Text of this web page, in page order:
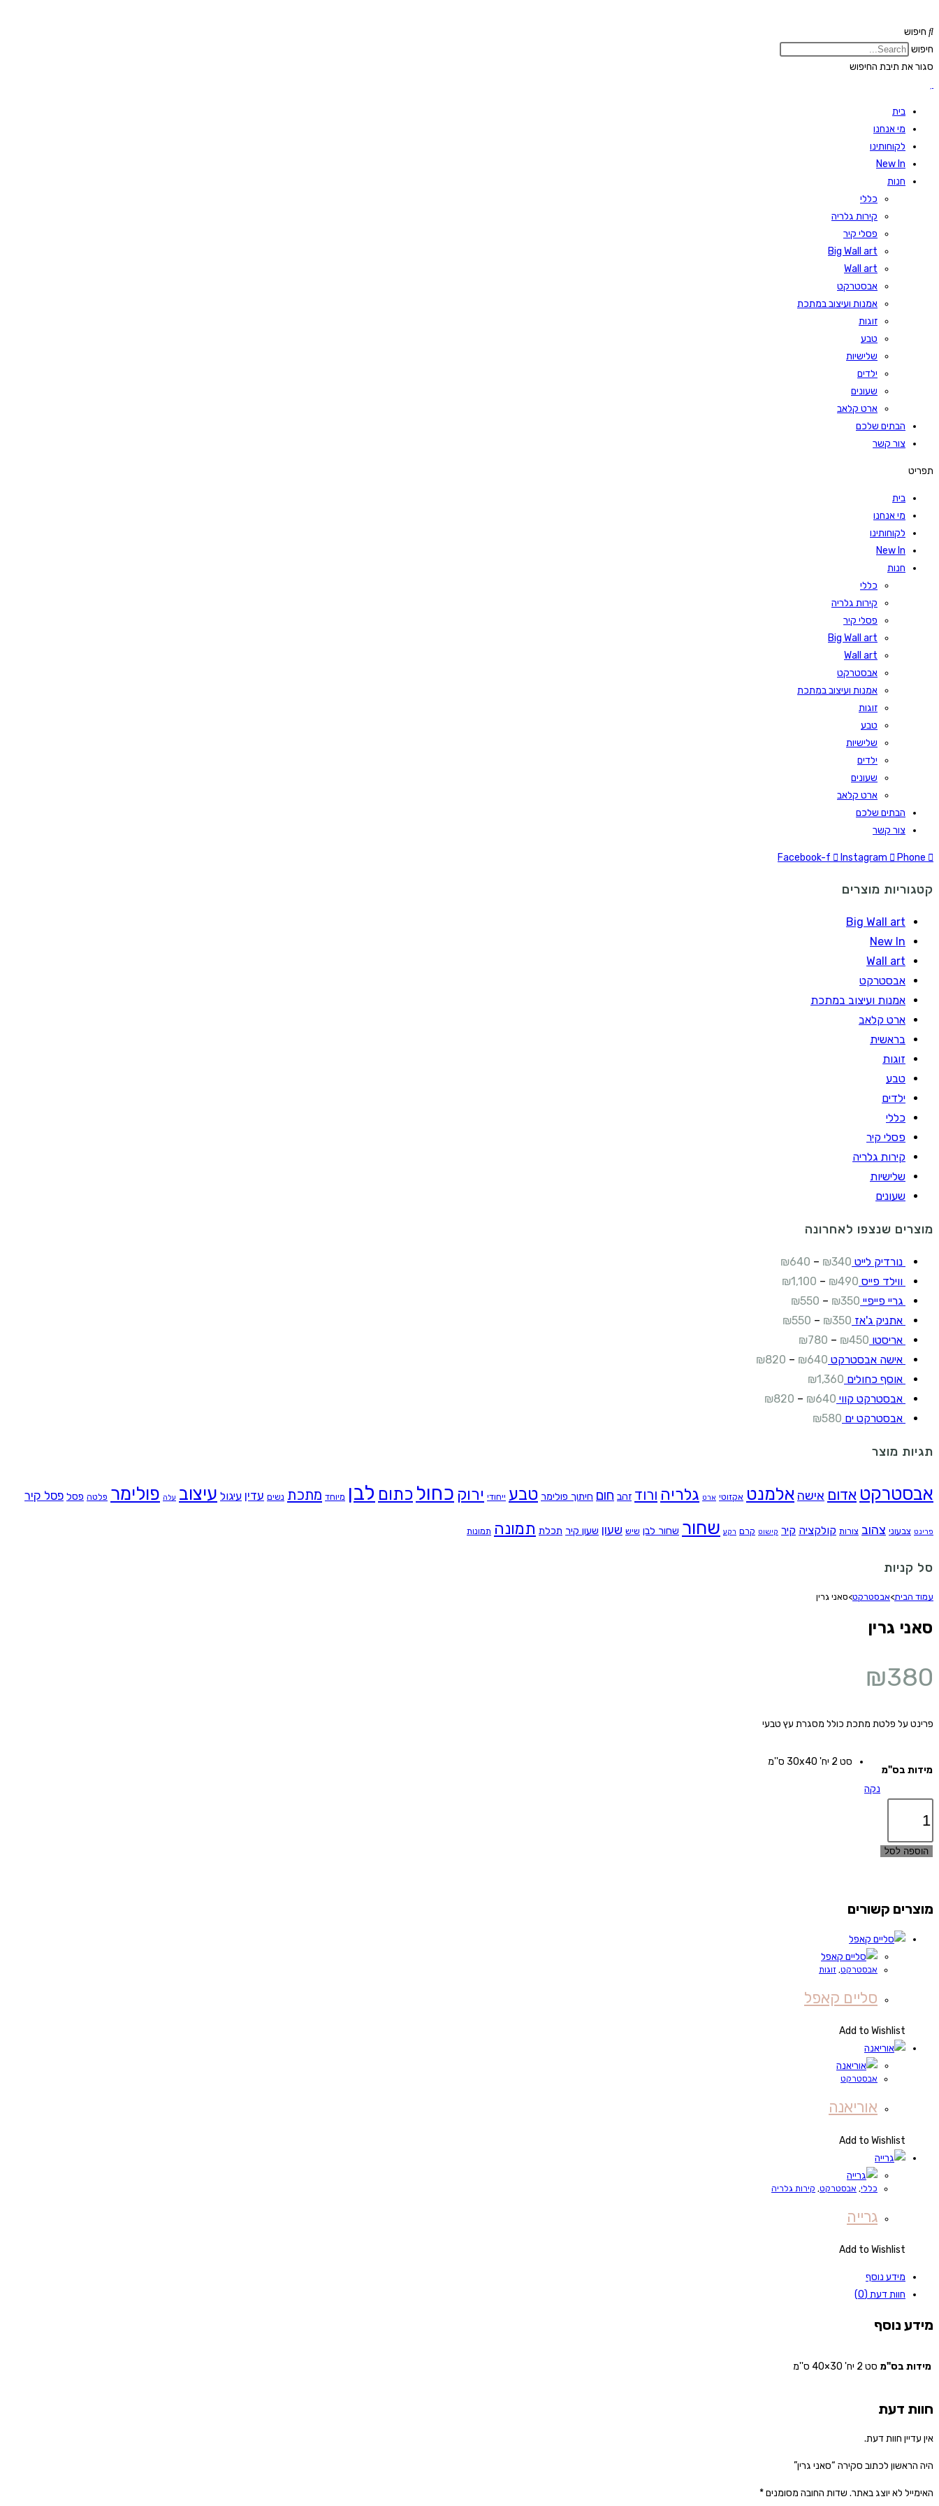
to
content
חיפוש
חיפוש
סגור את תיבת החיפוש
בית
מי אנחנו
לקוחותינו
New In
חנות
כללי
קירות גלריה
פסלי קיר
Big Wall art
Wall art
אבסטרקט
אמנות ועיצוב במתכת
זוגות
טבע
שלישיות
ילדים
שעונים
ארט קלאב
הבתים שלכם
צור קשר
תפריט
בית
מי אנחנו
לקוחותינו
New In
חנות
כללי
קירות גלריה
פסלי קיר
Big Wall art
Wall art
אבסטרקט
אמנות ועיצוב במתכת
זוגות
טבע
שלישיות
ילדים
שעונים
ארט קלאב
הבתים שלכם
צור קשר
Facebook-f Instagram Phone
קטגוריות מוצרים
Big Wall art
New In
Wall art
אבסטרקט
אמנות ועיצוב במתכת
ארט קלאב
בראשית
זוגות
טבע
ילדים
כללי
פסלי קיר
קירות גלריה
שלישיות
שעונים
מוצרים שנצפו לאחרונה
נורדיק לייט ₪340
–
₪640
ווילד פייס
₪490
–
₪1,100
גריי פייפיי
₪350
–
₪550
אתניק ג'אז
₪350
–
₪550
אריסטו
₪450
–
₪780
אישה אבסטרקט
₪640
–
₪820
אוסף כחולים
₪1,360
אבסטרקט קווי
₪640
–
₪820
אבסטרקט ים
₪580
תגיות מוצר
אבסטרקט אדום אישה אלמנט אקזוטי ארט גלריה ורוד זהב חום חיתוך פולימר טבע ייחודי ירוק כחול כתום לבן מיוחד מתכת נשים עדין עיגול עיצוב עלה פולימר פלטה פסל פסל קיר
פרינט צבעוני צהוב צורות קולקציה קיר קישוט קרם רקע שחור שחור לבן שיש שעון שעון קיר תכלת תמונה תמונות
סל קניות
עמוד הבית>אבסטרקט>סאני גרין
סאני גרין
₪380
פרינט על פלטת מתכת כולל מסגרת עץ טבעי
מידות בס"מ
סט 2 יח' 30x40 ס''מ
נקה
של
סאני
גרין
הוספה לסל
מוצרים קשורים
אבסטרקט, זוגות
סליים קאפל
Add to Wishlist
אבסטרקט
אוריאנה
Add to Wishlist
כללי, אבסטרקט, קירות גלריה
גרייה
Add to Wishlist
מידע נוסף
חוות דעת (0)
מידע נוסף
מידות בס"מ סט 2 יח' 30×40 ס''מ
חוות דעת
אין עדיין חוות דעת.
היה הראשון לכתוב סקירה “סאני גרין”
האימייל לא יוצג באתר. שדות החובה מסומנים*